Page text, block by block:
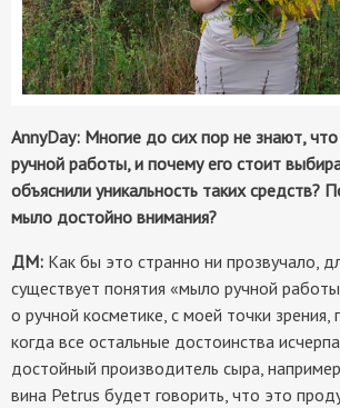
AnnyDay: Многие до сих пор не знают,
ручной работы, и почему его стоит
объяснили уникальность таких средств?
мыло достойно внимания?
ДМ: Как бы это странно ни прозвучало,
существует понятия «мыло ручной
о ручной косметике, с моей точки зрения,
когда все остальные достоинства
достойный производитель сыра,
вина Petrus будет говорить, что это